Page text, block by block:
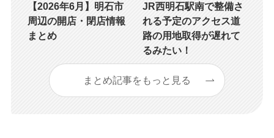
【2026年6月】明石市
周辺の開店・閉店情報
まとめ
JR西明石駅南で整備さ
れる予定のアクセス道
路の用地取得が遅れて
るみたい！
まとめ記事をもっと見る